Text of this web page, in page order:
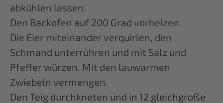
abkühlen lassen.
Den Backofen auf 200 Grad vorheizen.
Die Eier miteinander verquirlen, den
Schmand unterrühren und mit Salz und
Pfeffer würzen. Mit den lauwarmen
Zwiebeln vermengen.
Den Teig durchkneten und in 12 gleichgroße